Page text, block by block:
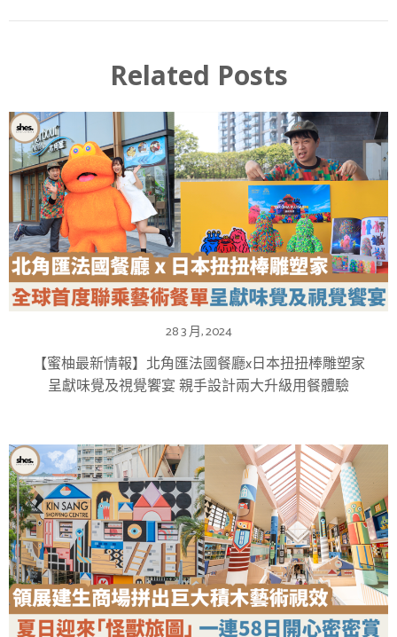
Related Posts
28 3 月, 2024
【蜜柚最新情報】北角匯法國餐廳x日本扭扭棒雕塑家
呈獻味覺及視覺饗宴 親手設計兩大升級用餐體驗